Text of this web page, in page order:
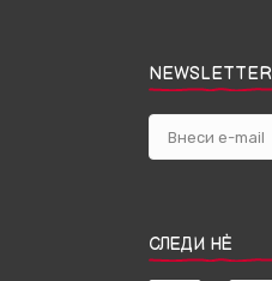
NEWSLETTER
СЛЕДИ НЀ